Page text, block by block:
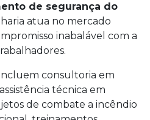
de segurança do
atua no mercado
inabalável com a
consultoria em
técnica em
de combate a incêndio